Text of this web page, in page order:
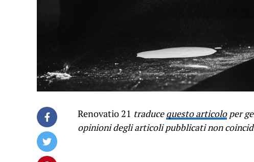
Renovatio 21 traducequesto articoloper
opinioni degli articoli pubblicati non